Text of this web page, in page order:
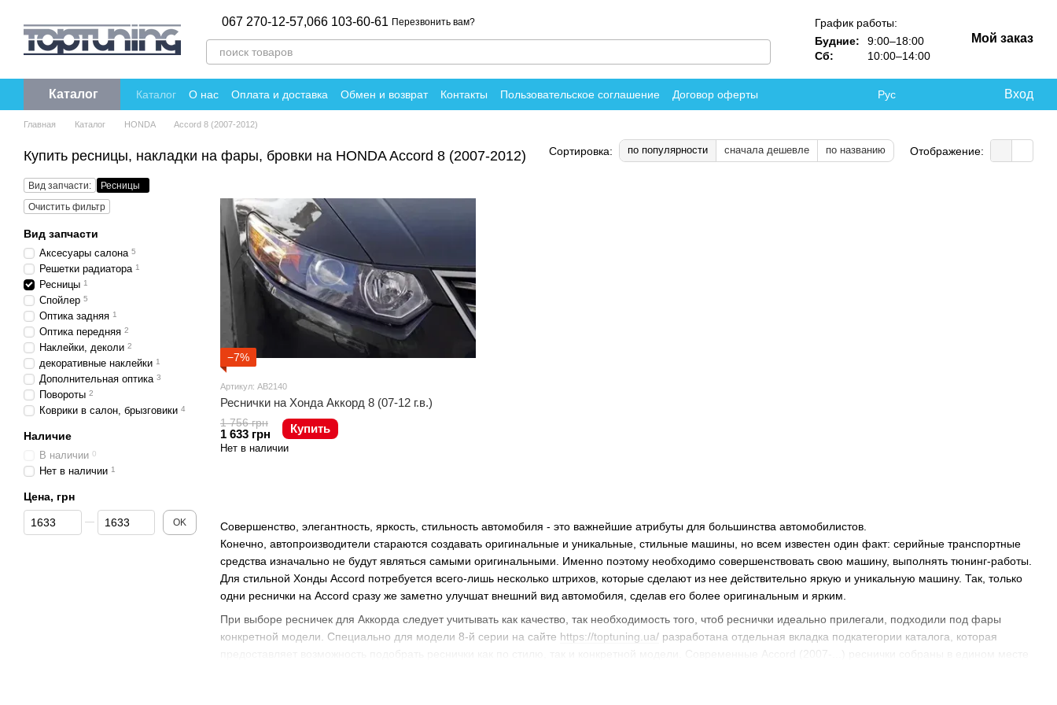
067 270-12-57,066 103-60-61 Перезвонить вам?
График работы:
Будние:
9:00–18:00
Сб:
10:00–14:00
Мой заказ
Каталог Каталог О нас Оплата и доставка Обмен и возврат Контакты Пользовательское соглашение
Договор оферты
Политика конфиденциальности
Отзывы о магазине
Рус Вход
Главная Каталог HONDA Accord 8 (2007-2012)
Купить ресницы, накладки на фары, бровки на HONDA Accord 8 (2007-2012) Сортировка: по популярности сначала дешевле по названию Отображение:
Совершенство, элегантность, яркость, стильность автомобиля - это важнейшие атрибуты для большинства автомобилистов.
Конечно, автопроизводители стараются создавать оригинальные и уникальные, стильные машины, но всем известен один факт: серийные транспортные
средства изначально не будут являться самыми оригинальными. Именно поэтому необходимо совершенствовать свою машину, выполнять тюнинг-работы.
Для стильной Хонды Accord потребуется всего-лишь несколько штрихов, которые сделают из нее действительно яркую и уникальную машину. Так, только
одни реснички на Accord сразу же заметно улучшат внешний вид автомобиля, сделав его более оригинальным и ярким.
При выборе ресничек для Аккорда следует учитывать как качество, так необходимость того, чтоб реснички идеально прилегали, подходили под фары
конкретной модели. Специально для модели 8-й серии на сайте https://toptuning.ua/ разработана отдельная вкладка подкатегории каталога, которая
предоставляет возможность подобрать реснички как по стилю, так и конкретной модели. Современные Accord (2007-...) реснички собраны в едином месте
−7%
Артикул: AB2140
Реснички на Хонда Аккорд 8 (07-12 г.в.)
1 756 грн
1 633 грн Купить
Нет в наличии
Вид запчасти:
Ресницы
Очистить фильтр
Вид запчасти
Аксесуары салона 5
Решетки радиатора 1
Ресницы 1
Спойлер 5
Оптика задняя 1
Оптика передняя 2
Наклейки, деколи 2
декоративные наклейки 1
Дополнительная оптика 3
Повороты 2
Коврики в салон, брызговики 4
Наличие
В наличии 0
Нет в наличии 1
Цена, грн
От Цена, грн
До Цена, грн OK